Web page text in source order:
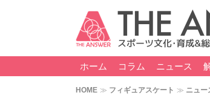
ホーム コラム ニュース
HOME フィギュアスケート ニュー